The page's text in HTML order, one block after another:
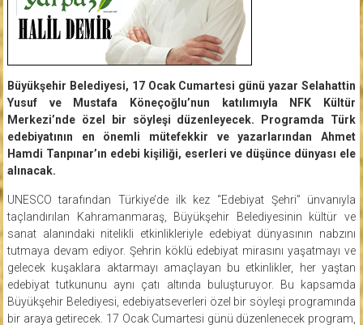
Büyükşehir Belediyesi, 17 Ocak Cumartesi günü yazar Selahattin
Yusuf ve Mustafa Köneçoğlu’nun katılımıyla NFK Kültür
Merkezi’nde özel bir söyleşi düzenleyecek. Programda Türk
edebiyatının en önemli mütefekkir ve yazarlarından Ahmet
Hamdi Tanpınar’ın edebi kişiliği, eserleri ve düşünce dünyası ele
alınacak.
UNESCO tarafından Türkiye’de ilk kez “Edebiyat Şehri” ünvanıyla
taçlandırılan Kahramanmaraş, Büyükşehir Belediyesinin kültür ve
sanat alanındaki nitelikli etkinlikleriyle edebiyat dünyasının nabzını
tutmaya devam ediyor. Şehrin köklü edebiyat mirasını yaşatmayı ve
gelecek kuşaklara aktarmayı amaçlayan bu etkinlikler, her yaştan
edebiyat tutkununu aynı çatı altında buluşturuyor. Bu kapsamda
Büyükşehir Belediyesi, edebiyatseverleri özel bir söyleşi programında
bir araya getirecek. 17 Ocak Cumartesi günü düzenlenecek program,